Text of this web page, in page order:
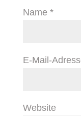
Name *
E-Mail-
Website